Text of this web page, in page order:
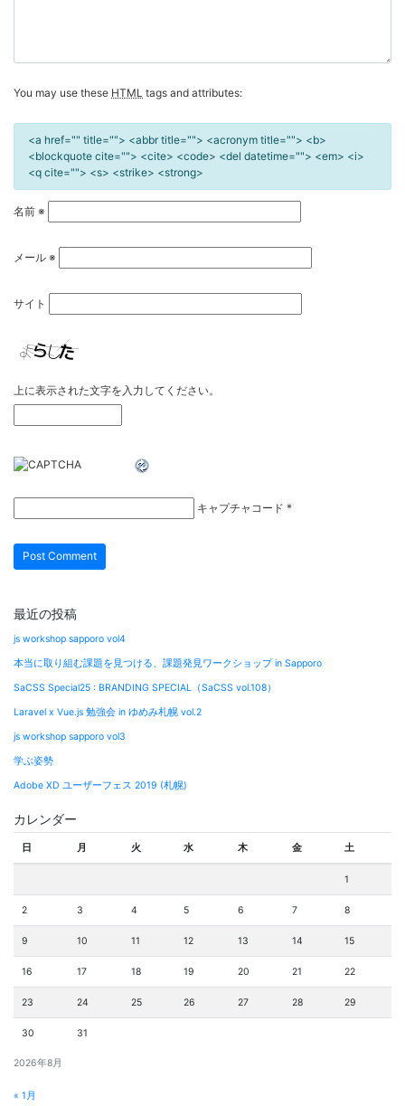
You may use these HTML tags and attributes:
<a href="" title=""> <abbr title=""> <acronym title=""> <b>
<blockquote cite=""> <cite> <code> <del datetime=""> <em> <i>
<q cite=""> <s> <strike> <strong>
名前 ※
メール ※
サイト
上に表示された文字を入力してください。
キャプチャコード *
最近の投稿
js workshop sapporo vol4
本当に取り組む課題を見つける、課題発見ワークショップ in Sapporo
SaCSS Special25 : BRANDING SPECIAL（SaCSS vol.108）
Laravel x Vue.js 勉強会 in ゆめみ札幌 vol.2
js workshop sapporo vol3
学ぶ姿勢
Adobe XD ユーザーフェス 2019 (札幌)
カレンダー
2026年8月
日 月 火 水 木 金 土
1
2 3 4 5 6 7 8
9 10 11 12 13 14 15
16 17 18 19 20 21 22
23 24 25 26 27 28 29
30 31
« 1月